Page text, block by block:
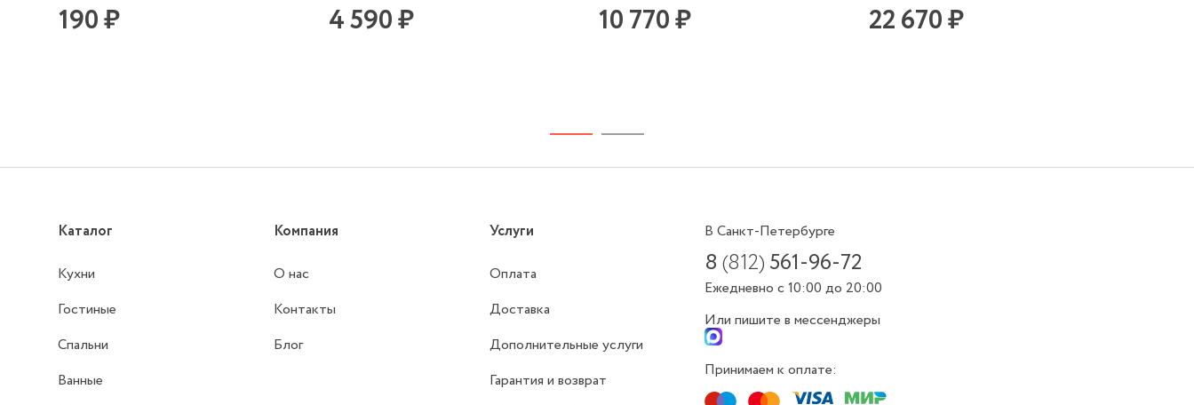
190 ₽ 4 590 ₽ 10 770 ₽ 22 670 ₽
Каталог
Кухни
Гостиные
Спальни
Ванные
Компания
О нас
Контакты
Блог
Услуги
Оплата
Доставка
Дополнительные услуги
Гарантия и возврат
В Санкт-Петербурге
8(812) 561-96-72
Ежедневно с 10:00 до 20:00
Или пишите в мессенджеры
Принимаем к оплате: